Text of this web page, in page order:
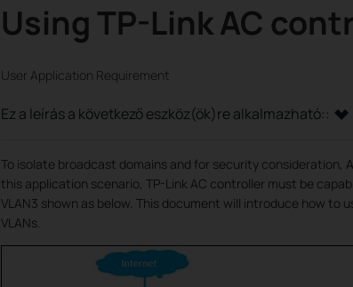
Using TP-Link AC
User Application Requirement
Ez a leírás a következő eszköz(ök)re alkalmazható::
To isolate broadcast domains and for security consideration,
this application scenario, TP-Link AC controller must be
VLAN3 shown as below. This document will introduce how to
VLANs.